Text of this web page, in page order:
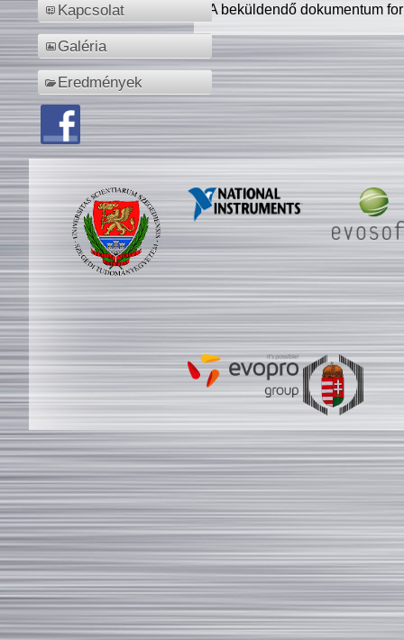
Kapcsolat
Galéria
Eredmények
A beküldendő dokumentum